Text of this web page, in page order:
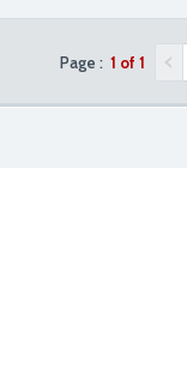
Page : 1 of 1